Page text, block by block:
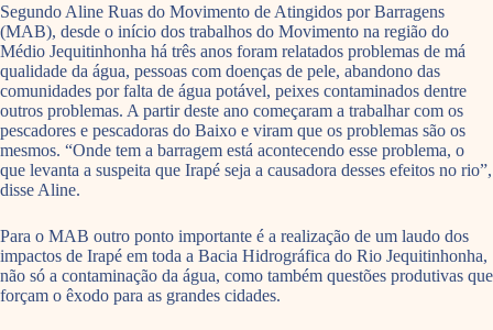
Segundo Aline Ruas do Movimento de Atingidos por Barragens
(MAB), desde o início dos trabalhos do Movimento na região do
Médio Jequitinhonha há três anos foram relatados problemas de má
qualidade da água, pessoas com doenças de pele, abandono das
comunidades por falta de água potável, peixes contaminados dentre
outros problemas. A partir deste ano começaram a trabalhar com os
pescadores e pescadoras do Baixo e viram que os problemas são os
mesmos. “Onde tem a barragem está acontecendo esse problema, o
que levanta a suspeita que Irapé seja a causadora desses efeitos no rio”,
disse Aline.
Para o MAB outro ponto importante é a realização de um laudo dos
impactos de Irapé em toda a Bacia Hidrográfica do Rio Jequitinhonha,
não só a contaminação da água, como também questões produtivas que
forçam o êxodo para as grandes cidades.